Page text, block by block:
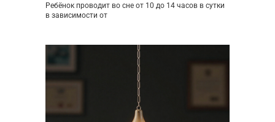
Ребёнок проводит во сне от 10 до 14 часов в сутки
в зависимости от